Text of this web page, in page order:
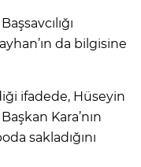
da bilgisine
ifadede, Hüseyin
Kara’nın
sakladığını